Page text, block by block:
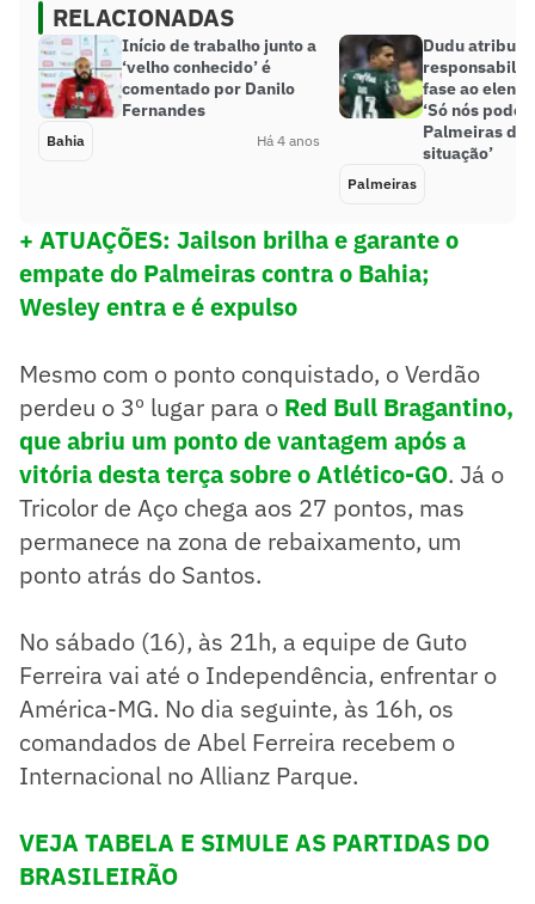
RELACIONADAS
Início de trabalho junto a
‘velho conhecido’ é
comentado por Danilo
Fernandes
Bahia Há 4 anos
Dudu atribui
fase ao
‘Só nós
Palmeiras
situação’
Palmeiras
+ ATUAÇÕES: Jailson brilha e garante o
empate do Palmeiras contra o Bahia;
Wesley entra e é expulso
Mesmo com o ponto conquistado, o Verdão
perdeu o 3º lugar para o Red Bull Bragantino,
que abriu um ponto de vantagem após a
vitória desta terça sobre o Atlético-GO. Já o
Tricolor de Aço chega aos 27 pontos, mas
permanece na zona de rebaixamento, um
ponto atrás do Santos.
No sábado (16), às 21h, a equipe de Guto
Ferreira vai até o Independência, enfrentar o
América-MG. No dia seguinte, às 16h, os
comandados de Abel Ferreira recebem o
Internacional no Allianz Parque.
VEJA TABELA E SIMULE AS PARTIDAS DO
BRASILEIRÃO